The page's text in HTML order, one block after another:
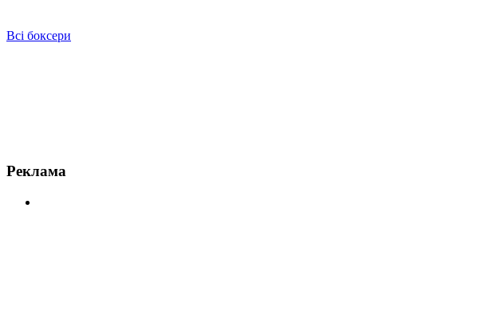
Всі боксери
Реклама